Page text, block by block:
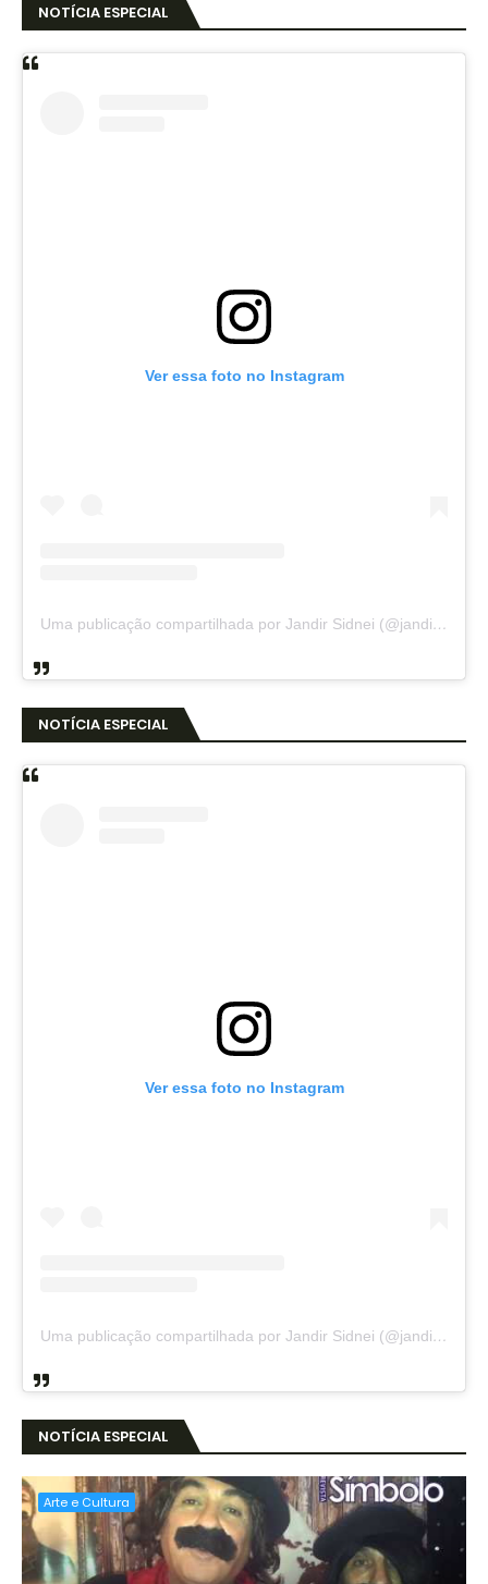
NOTÍCIA ESPECIAL
Ver essa foto no Instagram
Uma publicação compartilhada por Jandir Sidnei (@jandirsidnei)
NOTÍCIA ESPECIAL
Ver essa foto no Instagram
Uma publicação compartilhada por Jandir Sidnei (@jandirsidnei)
NOTÍCIA ESPECIAL
Arte e Cultura